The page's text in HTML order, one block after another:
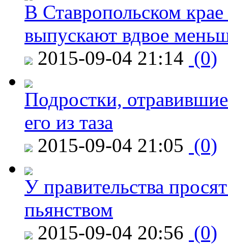
В Ставропольском
выпускают вдвое
2015-09-04 21:14 (0)
Подростки,
его из таза
2015-09-04 21:05 (0)
У правительства
пьянством
2015-09-04 20:56 (0)